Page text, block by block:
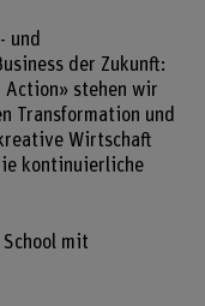
und
der Zukunft:
Action» stehen wir
Transformation und
Wirtschaft
kontinuierliche
mit